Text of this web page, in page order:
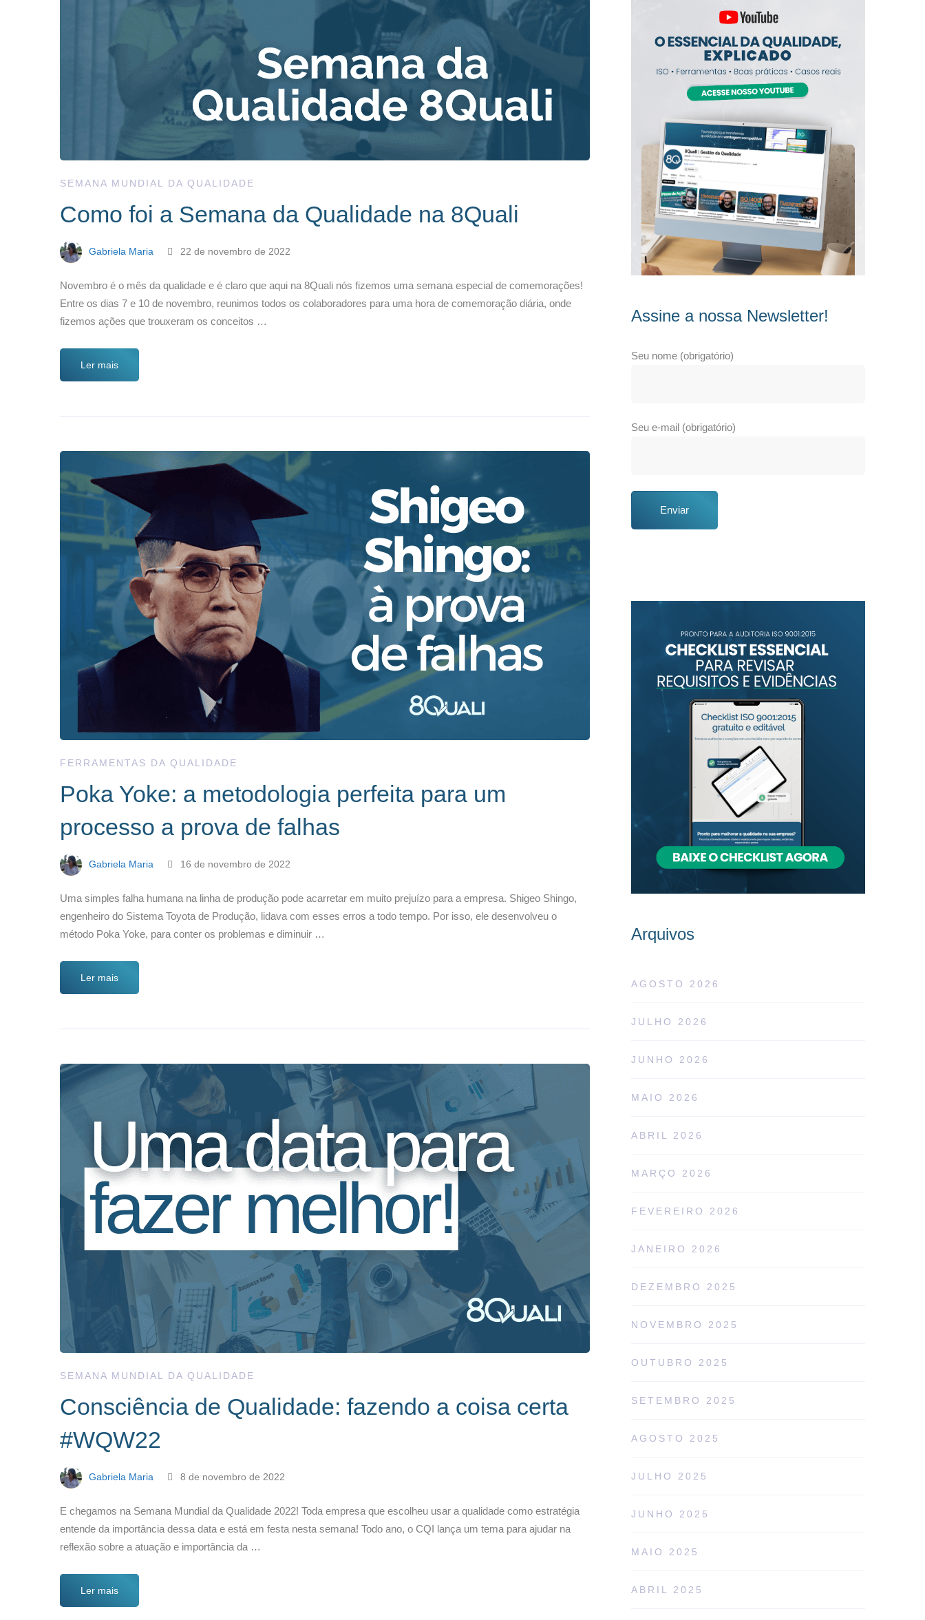
SEMANA MUNDIAL DA QUALIDADE
Como foi a Semana da Qualidade na 8Quali
Gabriela Maria 22 de novembro de 2022
Novembro é o mês da qualidade e é claro que aqui na 8Quali nós fizemos uma semana especial de comemorações!
Entre os dias 7 e 10 de novembro, reunimos todos os colaboradores para uma hora de comemoração diária, onde
fizemos ações que trouxeram os conceitos …
Ler mais
FERRAMENTAS DA QUALIDADE
Poka Yoke: a metodologia perfeita para um
processo a prova de falhas
Gabriela Maria 16 de novembro de 2022
Uma simples falha humana na linha de produção pode acarretar em muito prejuízo para a empresa. Shigeo Shingo,
engenheiro do Sistema Toyota de Produção, lidava com esses erros a todo tempo. Por isso, ele desenvolveu o
método Poka Yoke, para conter os problemas e diminuir …
Ler mais
SEMANA MUNDIAL DA QUALIDADE
Consciência de Qualidade: fazendo a coisa certa
#WQW22
Gabriela Maria 8 de novembro de 2022
E chegamos na Semana Mundial da Qualidade 2022! Toda empresa que escolheu usar a qualidade como estratégia
entende da importância dessa data e está em festa nesta semana! Todo ano, o CQI lança um tema para ajudar na
reflexão sobre a atuação e importância da …
Ler mais
Assine a nossa Newsletter!
Seu nome (obrigatório)
Seu e-mail (obrigatório)
Arquivos
AGOSTO 2026
JULHO 2026
JUNHO 2026
MAIO 2026
ABRIL 2026
MARÇO 2026
FEVEREIRO 2026
JANEIRO 2026
DEZEMBRO 2025
NOVEMBRO 2025
OUTUBRO 2025
SETEMBRO 2025
AGOSTO 2025
JULHO 2025
JUNHO 2025
MAIO 2025
ABRIL 2025